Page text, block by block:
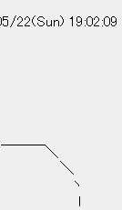
22(Sun) 19:02:09